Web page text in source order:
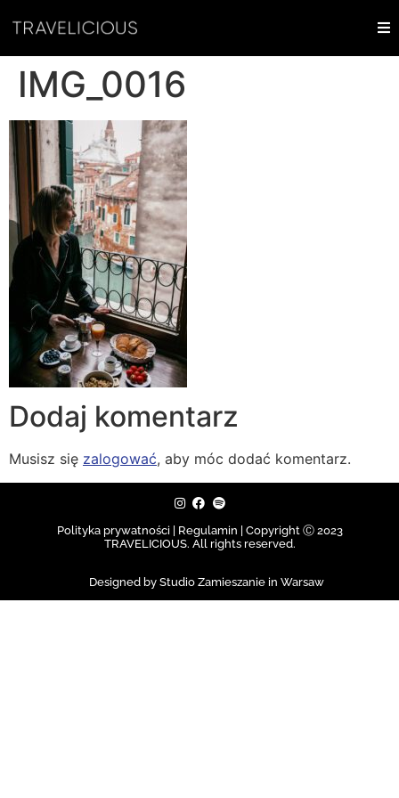
IMG_0016
Dodaj komentarz
Musisz się zalogować, aby móc dodać komentarz.
Polityka prywatności | Regulamin | Copyright Ⓒ 2023
TRAVELICIOUS. All rights reserved.
Designed by Studio Zamieszanie in Warsaw